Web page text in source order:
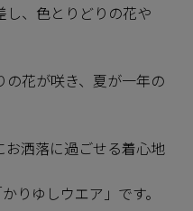
、色とりどりの花や
花が咲き、夏が一年の
お洒落に過ごせる着心地
りゆしウエア」です。